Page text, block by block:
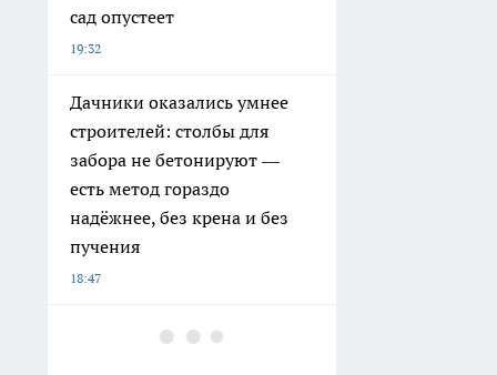
сад опустеет
19:32
Дачники оказались умнее
строителей: столбы для
забора не бетонируют —
есть метод гораздо
надёжнее, без крена и без
пучения
18:47
Огородники скупают ПВХ-